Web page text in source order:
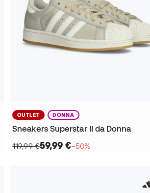
OUTLET DONNA
Sneakers Superstar II da Donna
119,99 €59,99 €−50%